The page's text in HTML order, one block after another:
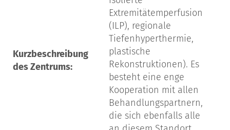
Kurzbeschreibung
des Zentrums:
Extremitätemperfusion
(ILP), regionale
Tiefenhyperthermie,
plastische
Rekonstruktionen). Es
besteht eine enge
Kooperation mit allen
Behandlungspartnern,
die sich ebenfalls alle